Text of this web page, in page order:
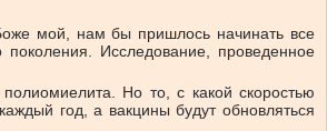
мой, нам бы пришлось начинать все
Исследование, проведенное
Но то, с какой скоростью
год, а вакцины будут обновляться